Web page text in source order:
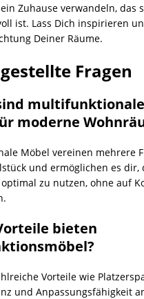
Zuhause verwandeln, das
ist. Lass Dich inspirieren
Deiner Räume.
Fragen
moderne
Möbel vereinen mehrere
und ermöglichen es dir,
zu nutzen, ohne auf
bieten
Vorteile wie
und Anpassungsfähigkeit